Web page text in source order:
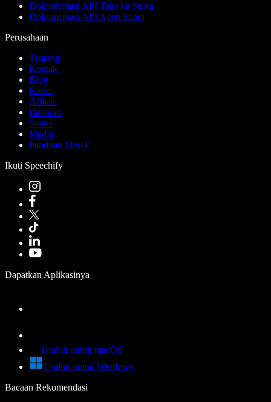
Dokumentasi API Teks ke Suara
Dokumentasi API Agen Suara
Perusahaan
Tentang
Kontak
Blog
Karier
Afiliasi
Bantuan
Status
Media
Panduan Merek
Ikuti Speechify
Dapatkan Aplikasinya
Unduh untuk macOS
Unduh untuk Windows
Bacaan Rekomendasi